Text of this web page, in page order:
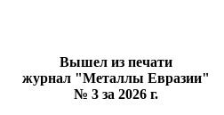
Вышел из печати
журнал "Металлы Евразии"
№ 3 за 2026 г.